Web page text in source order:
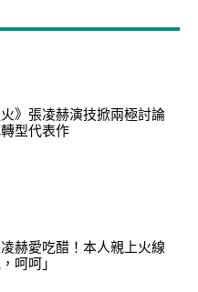
火》張凌赫演技掀兩極討論
型代表作
赫愛吃醋！本人親上火線
呵呵」